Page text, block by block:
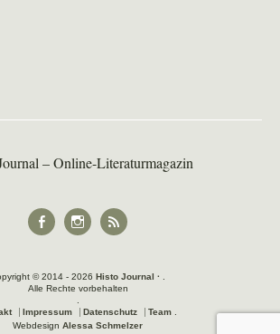
– Online-Literaturmagazin
© 2014 - 2026 Histo Journal ∙
Alle Rechte vorbehalten
⎹ Impressum Datenschutz
Team
Webdesign Alessa Schmelzer